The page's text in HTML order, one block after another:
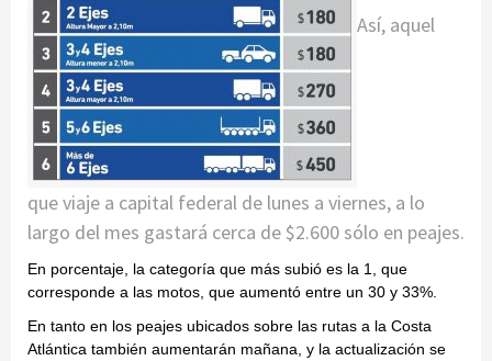
Así, aquel
que viaje a capital federal de lunes a viernes, a lo
largo del mes gastará cerca de $2.600 sólo en peajes.
En porcentaje, la categoría que más subió es la 1, que
corresponde a las motos, que aumentó entre un 30 y 33%.
En tanto en los peajes ubicados sobre las rutas a la Costa
Atlántica también aumentarán mañana, y la actualización se